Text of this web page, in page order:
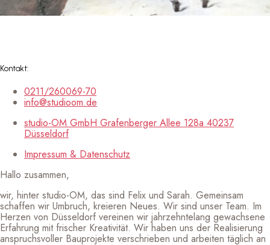
Kontakt:
0211/260069-70
info@studioom.de
studio-OM GmbH Grafenberger Allee 128a 40237
Düsseldorf
Impressum & Datenschutz
Hallo zusammen,
wir, hinter studio-OM, das sind Felix und Sarah. Gemeinsam
schaffen wir Umbruch, kreieren Neues. Wir sind unser Team. Im
Herzen von Düsseldorf vereinen wir jahrzehntelang gewachsene
Erfahrung mit frischer Kreativität. Wir haben uns der Realisierung
anspruchsvoller Bauprojekte verschrieben und arbeiten täglich an